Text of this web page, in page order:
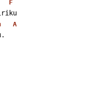
F
A